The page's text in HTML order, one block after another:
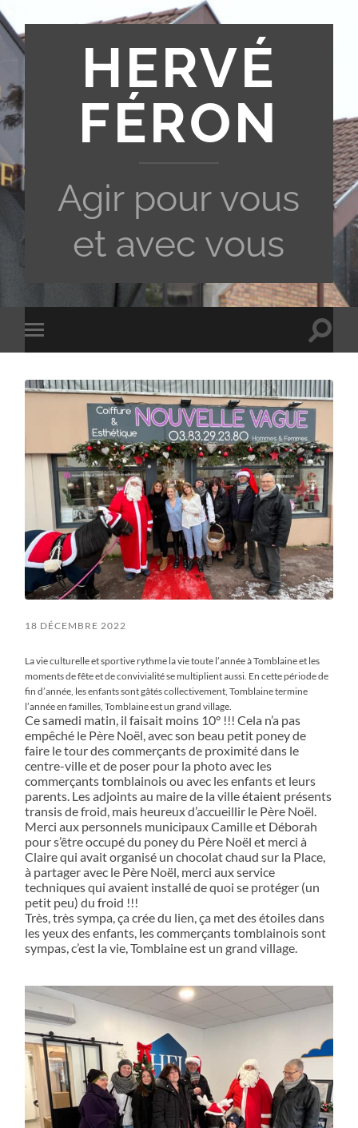
HERVÉ
FÉRON
Agir pour vous
et avec vous
Toggle
mobile
Toggle
18 DÉCEMBRE 2022
La vie culturelle et sportive rythme la vie toute l’année à Tomblaine et les
moments de fête et de convivialité se multiplient aussi. En cette période de
fin d’année, les enfants sont gâtés collectivement, Tomblaine termine
l’année en familles, Tomblaine est un grand village.
Ce samedi matin, il faisait moins 10° !!! Cela n’a pas
empêché le Père Noël, avec son beau petit poney de
faire le tour des commerçants de proximité dans le
centre-ville et de poser pour la photo avec les
commerçants tomblainois ou avec les enfants et leurs
parents. Les adjoints au maire de la ville étaient présents
transis de froid, mais heureux d’accueillir le Père Noël.
Merci aux personnels municipaux Camille et Déborah
pour s’être occupé du poney du Père Noël et merci à
Claire qui avait organisé un chocolat chaud sur la Place,
à partager avec le Père Noël, merci aux service
techniques qui avaient installé de quoi se protéger (un
petit peu) du froid !!!
Très, très sympa, ça crée du lien, ça met des étoiles dans
les yeux des enfants, les commerçants tomblainois sont
sympas, c’est la vie, Tomblaine est un grand village.